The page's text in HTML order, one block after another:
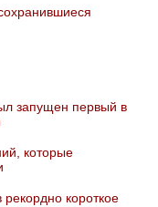
запущен первый в
которые
короткое